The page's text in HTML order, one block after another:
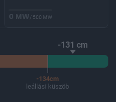
0 MW/ 500 MW
-131 cm
-134cm
leállási küszöb